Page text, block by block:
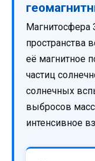
Магнитосфера
пространства
её магнитное
частиц
солнечных
выбросов
интенсивное